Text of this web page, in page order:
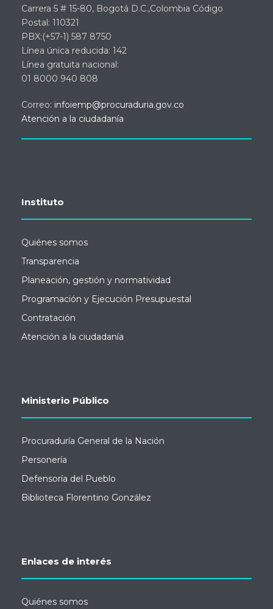
Carrera 5 # 15-80, Bogotá D.C.,Colombia Código
Postal: 110321
PBX:(+57-1) 587 8750
Línea única reducida: 142
Línea gratuita nacional:
01 8000 940 808
Correo: infoiemp@procuraduria.gov.co
Atención a la ciudadanía
Instituto
Quiénes somos
Transparencia
Planeación, gestión y normatividad
Programación y Ejecución Presupuestal
Contratación
Atención a la ciudadanía
Ministerio Público
Procuraduría General de la Nación
Personería
Defensoría del Pueblo
Biblioteca Florentino González
Enlaces de interés
Quiénes somos